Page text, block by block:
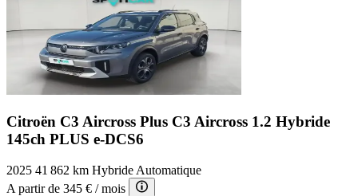
Citroën C3 Aircross Plus C3 Aircross 1.2 Hybride
145ch PLUS e-DCS6
2025 41 862 km Hybride Automatique
A partir de 345 € / mois